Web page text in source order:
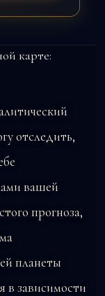
отследить,
вашей
прогноза,
планеты
в зависимости